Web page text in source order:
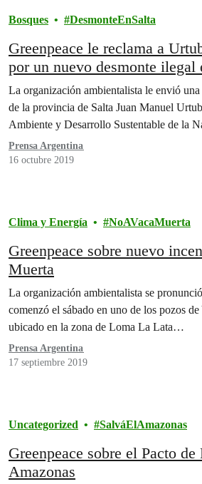
Bosques DesmonteEnSalta
Greenpeace le reclama a
por un nuevo desmonte ilegal
La organización ambientalista le envió
de la provincia de Salta Juan Manuel
Ambiente y Desarrollo Sustentable de la
Prensa Argentina
16 octubre 2019
Clima y Energía NoAVacaMuerta
Greenpeace sobre nuevo
Muerta
La organización ambientalista se
comenzó el sábado en uno de los pozos
ubicado en la zona de Loma La Lata…
Prensa Argentina
17 septiembre 2019
Uncategorized SalváElAmazonas
Greenpeace sobre el Pacto
Amazonas